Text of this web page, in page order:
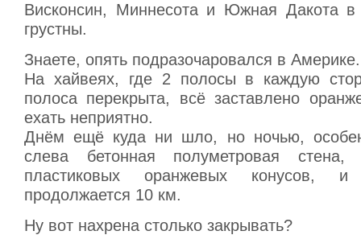
Висконсин, Миннесота и Южная Дакота
грустны.
Знаете, опять подразочаровался в Америке.
На хайвеях, где 2 полосы в каждую
полоса перекрыта, всё заставлено
ехать неприятно.
Днём ещё куда ни шло, но ночью,
слева бетонная полуметровая
пластиковых оранжевых конусов,
продолжается 10 км.
Ну вот нахрена столько закрывать?